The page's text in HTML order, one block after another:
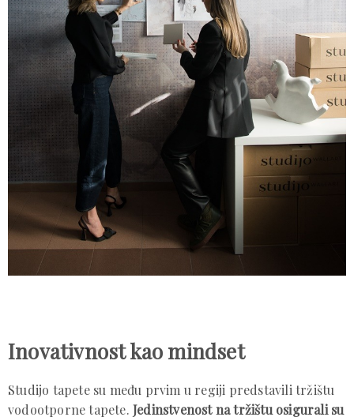
Inovativnost kao mindset
Studijo tapete su među prvim u regiji predstavili tržištu
vodootporne tapete. Jedinstvenost na tržištu osigurali su